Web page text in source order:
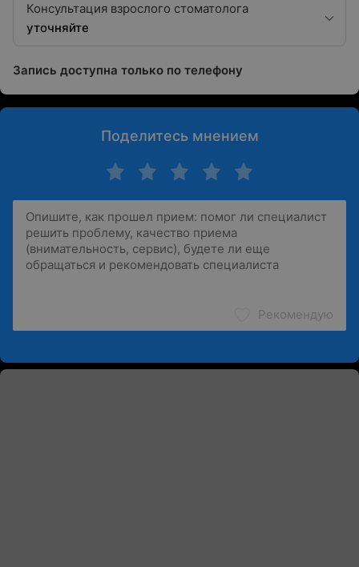
Консультация взрослого стоматолога
уточняйте
Запись доступна только по телефону
Поделитесь мнением
Рекомендую